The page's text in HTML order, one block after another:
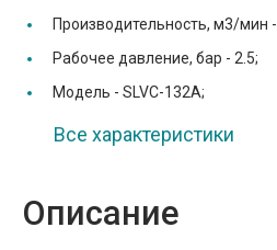
Производительность, м3/мин -
Рабочее давление, бар - 2.5;
Модель - SLVC-132A;
Все характеристики
Описание